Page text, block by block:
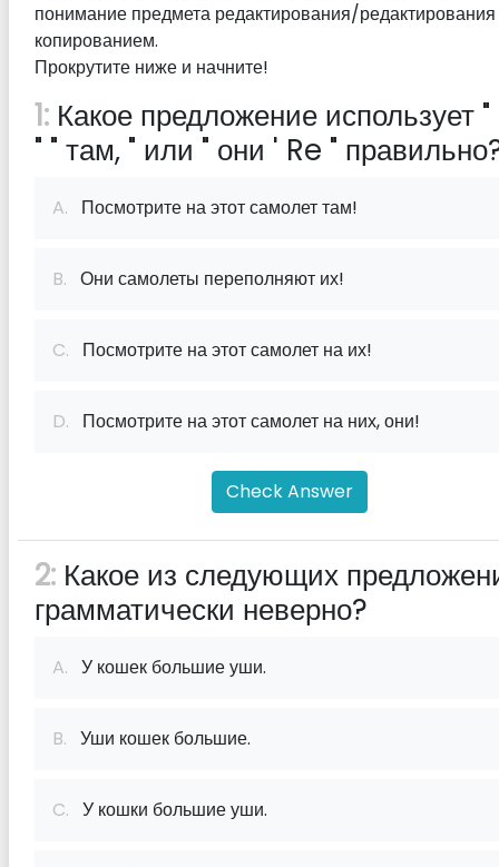
понимание предмета редактирования/редактирования
копированием.
Прокрутите ниже и начните!
1: Какое предложение использует "
" " там, " или " они ' Re "
A. Посмотрите на этот самолет там!
B. Они самолеты переполняют их!
C. Посмотрите на этот самолет на их!
D. Посмотрите на этот самолет на них, они!
Check Answer
2: Какое из следующих
грамматически неверно?
A. У кошек большие уши.
B. Уши кошек большие.
C. У кошки большие уши.